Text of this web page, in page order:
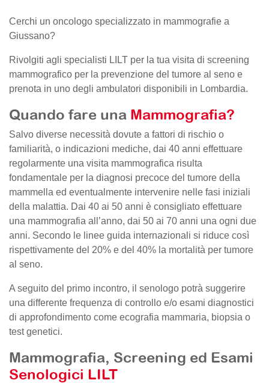
Cerchi un oncologo specializzato in mammografie a
Giussano?
Rivolgiti agli specialisti LILT per la tua visita di screening
mammografico per la prevenzione del tumore al seno e
prenota in uno degli ambulatori disponibili in Lombardia.
Quando fare una Mammografia?
Salvo diverse necessità dovute a fattori di rischio o
familiarità, o indicazioni mediche, dai 40 anni effettuare
regolarmente una visita mammografica risulta
fondamentale per la diagnosi precoce del tumore della
mammella ed eventualmente intervenire nelle fasi iniziali
della malattia. Dai 40 ai 50 anni è consigliato effettuare
una mammografia all’anno, dai 50 ai 70 anni una ogni due
anni. Secondo le linee guida internazionali si riduce così
rispettivamente del 20% e del 40% la mortalità per tumore
al seno.
A seguito del primo incontro, il senologo potrà suggerire
una differente frequenza di controllo e/o esami diagnostici
di approfondimento come ecografia mammaria, biopsia o
test genetici.
Mammografia, Screening ed Esami
Senologici LILT